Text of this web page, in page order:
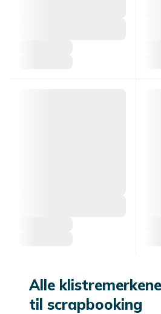
Alle
til scrapbooking